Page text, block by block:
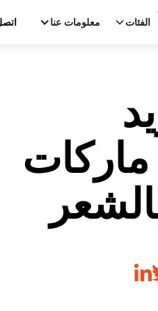
الفئات معلومات عنا
ماركات